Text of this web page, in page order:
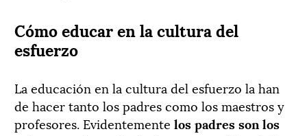
Cómo educar en la cultura del
esfuerzo
La educación en la cultura del esfuerzo la han
de hacer tanto los padres como los maestros y
profesores. Evidentemente los padres son los